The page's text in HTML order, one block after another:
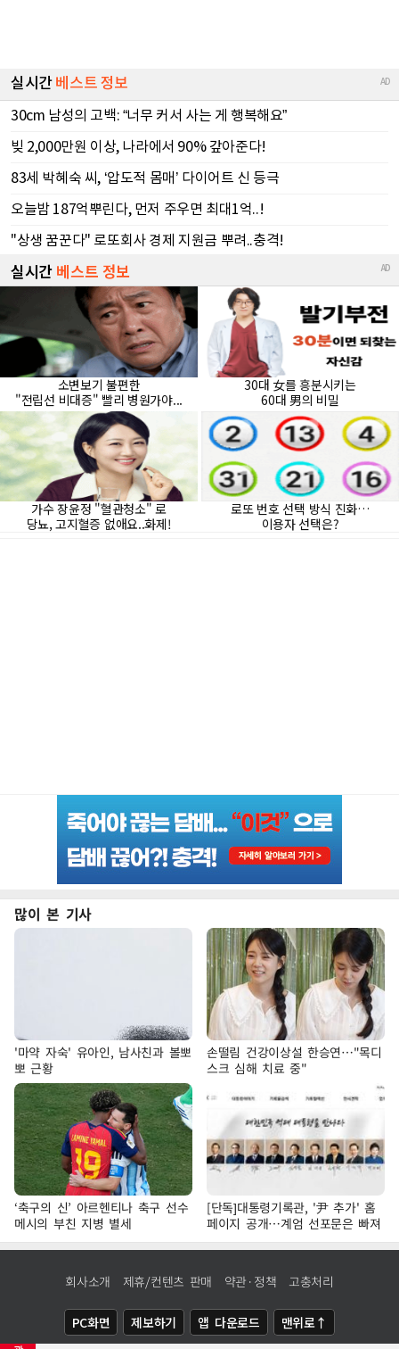
많이 본 기사
'마약 자숙' 유아인, 남사친과 볼뽀
뽀 근황
손떨림 건강이상설 한승연…"목디
스크 심해 치료 중"
‘축구의 신’ 아르헨티나 축구 선수
메시의 부친 지병 별세
[단독]대통령기록관, '尹 추가' 홈
페이지 공개…계엄 선포문은 빠져
회사소개 제휴/컨텐츠 판매 약관·정책 고충처리
PC화면 제보하기 앱 다운로드 맨위로↑